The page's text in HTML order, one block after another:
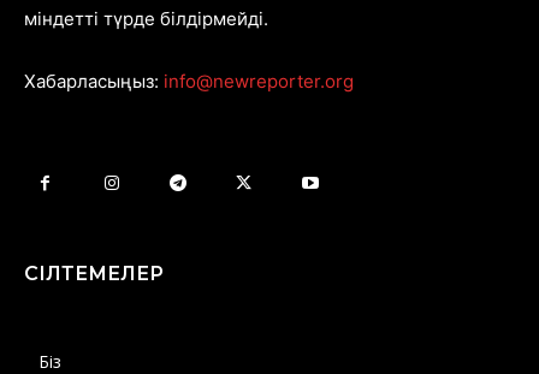
міндетті түрде білдірмейді.
Хабарласыңыз: info@newreporter.org
СІЛТЕМЕЛЕР
Біз